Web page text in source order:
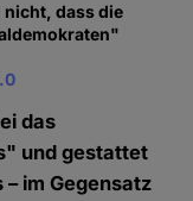
nicht, dass die
das
und gestattet
im Gegensatz